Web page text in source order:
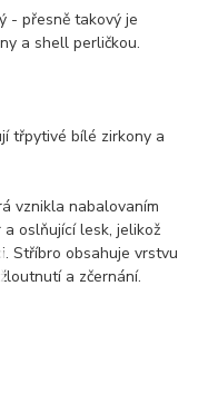
- přesně takový je
a shell perličkou.
třpytivé bílé zirkony a
vznikla nabalovaním
oslňující lesk, jelikož
Stříbro obsahuje vrstvu
a zčernání.